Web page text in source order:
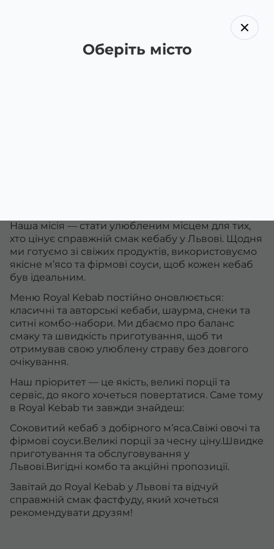
Оберіть місто
Наша місія — стати улюбленим місцем для тих,
хто цінує справжній смак кебабу у Львові. Щодня
ми готуємо зі свіжих продуктів, використовуємо
якісне м’ясо та фірмові соуси, щоб кожен кебаб
був ідеальним.
Меню Royal Kebab постійно оновлюється:
класичні та авторські кебаби, шаурма, снеки та
ситні комбо-набори. Ми дбаємо про баланс
смаку та швидкість приготування, щоб ти
отримував свою улюблену страву без довгого
очікування.
Наш пріоритет — це якість, великі порції та
сервіс, до якого хочеться повертатися. Саме тому
в Royal Kebab ти завжди знайдеш:
Соковитий кебаб з добірного м’яса.Свіжі овочі та
фірмові соуси.Великі порції за чесну ціну.Швидке
приготування та обслуговування у
Львові.Вигідні комбо та акційні пропозиції.
Завітай до Royal Kebab у Львові та відчуй
справжній смак фастфуду, який хочеться
рекомендувати друзям!